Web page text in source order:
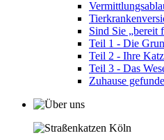
Sind Sie „bereit
Teil 1 - Die
Teil 2 - Ihre
Teil 3 - Das
Zuhause